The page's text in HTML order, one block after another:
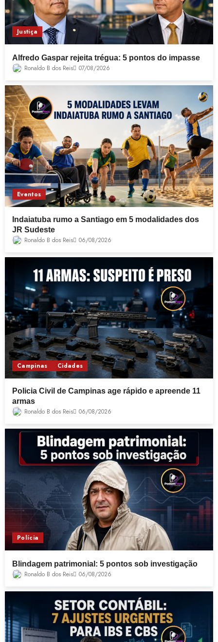
Justiça
Alfredo Gaspar rejeita trégua: 5 pontos do impasse
Ronaldo B dos Reis 07/08/2026
Eventos
Indaiatuba rumo a Santiago em 5 modalidades dos
JR Sudeste
Ronaldo B dos Reis 06/08/2026
Campinas Cidades
Policia Civil de Campinas age rápido e apreende 11
armas
Ronaldo B dos Reis 06/08/2026
Polícia
Blindagem patrimonial: 5 pontos sob investigação
Ronaldo B dos Reis 06/08/2026